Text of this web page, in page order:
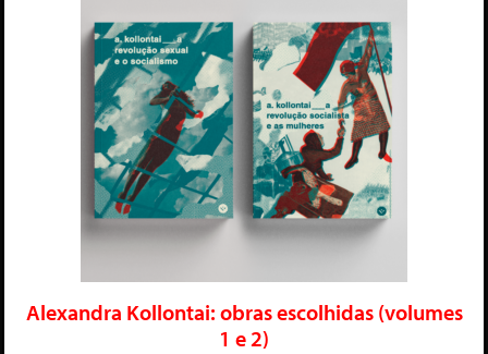
Alexandra Kollontai: obras escolhidas (volumes
1 e 2)